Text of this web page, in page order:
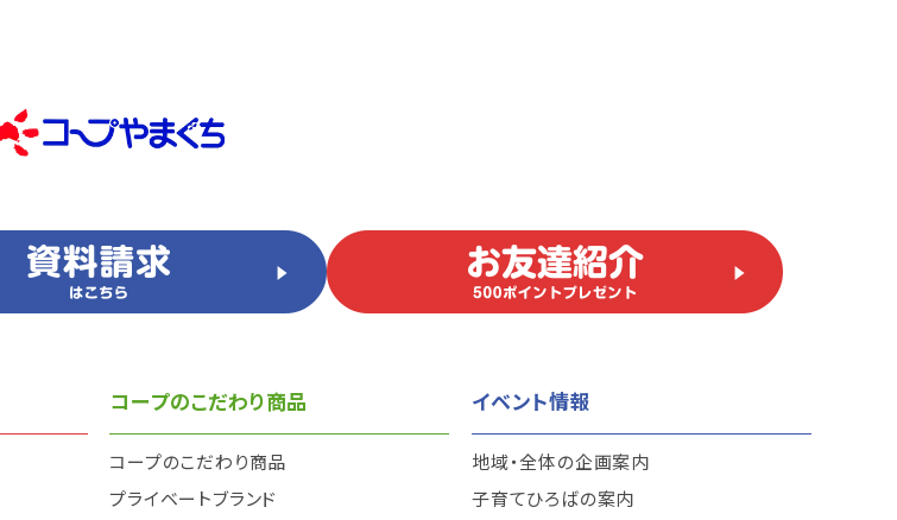
コープのこだわり商品
コープのこだわり商品
プライベートブランド
イベント情報
地域・全体の企画案内
子育てひろばの案内